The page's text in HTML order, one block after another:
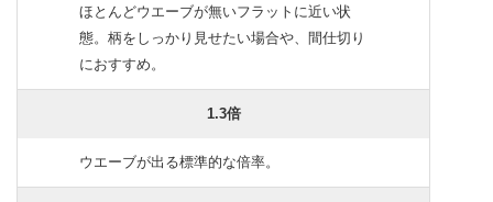
ほとんどウエーブが無いフラットに近い状
態。柄をしっかり見せたい場合や、間仕切り
におすすめ。
1.3倍
ウエーブが出る標準的な倍率。